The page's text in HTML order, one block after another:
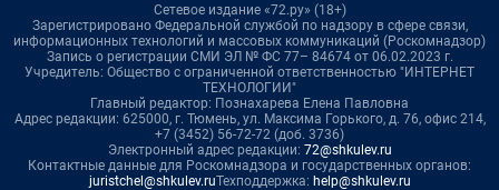
Сетевое издание «72.ру» (18+)
Зарегистрировано Федеральной службой по надзору в сфере связи,
информационных технологий и массовых коммуникаций (Роскомнадзор)
Запись о регистрации СМИ ЭЛ № ФС 77– 84674 от 06.02.2023 г.
Учредитель: Общество с ограниченной ответственностью "ИНТЕРНЕТ
ТЕХНОЛОГИИ"
Главный редактор: Познахарева Елена Павловна
Адрес редакции: 625000, г. Тюмень, ул. Максима Горького, д. 76, офис 214,
+7 (3452) 56-72-72 (доб. 3736)
Электронный адрес редакции: 72@shkulev.ru
Контактные данные для Роскомнадзора и государственных органов:
juristchel@shkulev.ruТехподдержка: help@shkulev.ru